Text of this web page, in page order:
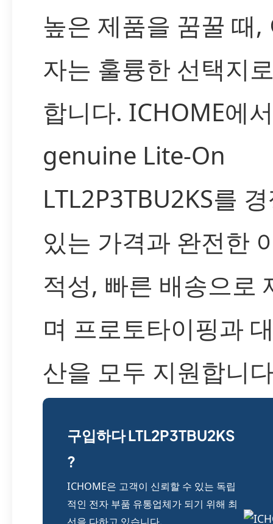
높은 제품을 꿈꿀 때,
자는 훌륭한 선택지
합니다. ICHOME에
genuine Lite-On
LTL2P3TBU2KS를
있는 가격과 완전한
적성, 빠른 배송으로
며 프로토타이핑과
산을 모두 지원합니
구입하다 LTL2P3TBU2KS
?
ICHOME은 고객이 신뢰할 수 있는 독립
적인 전자 부품 유통업체가 되기 위해 최